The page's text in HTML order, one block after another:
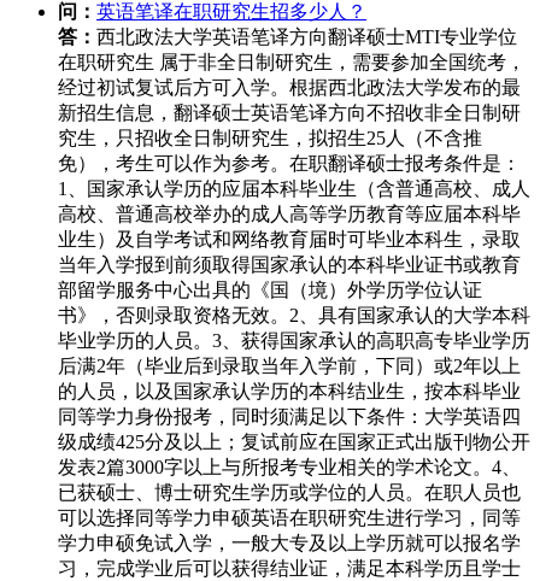
问： 英语笔译在职研究生招多少人？
答： 西北政法大学英语笔译方向翻译硕士MTI专业学位
在职研究生 属于非全日制研究生，需要参加全国统考，
经过初试复试后方可入学。根据西北政法大学发布的最
新招生信息，翻译硕士英语笔译方向不招收非全日制研
究生，只招收全日制研究生，拟招生25人（不含推
免），考生可以作为参考。在职翻译硕士报考条件是：
1、国家承认学历的应届本科毕业生（含普通高校、成人
高校、普通高校举办的成人高等学历教育等应届本科毕
业生）及自学考试和网络教育届时可毕业本科生，录取
当年入学报到前须取得国家承认的本科毕业证书或教育
部留学服务中心出具的《国（境）外学历学位认证
书》，否则录取资格无效。2、具有国家承认的大学本科
毕业学历的人员。3、获得国家承认的高职高专毕业学历
后满2年（毕业后到录取当年入学前，下同）或2年以上
的人员，以及国家承认学历的本科结业生，按本科毕业
同等学力身份报考，同时须满足以下条件：大学英语四
级成绩425分及以上；复试前应在国家正式出版刊物公开
发表2篇3000字以上与所报考专业相关的学术论文。4、
已获硕士、博士研究生学历或学位的人员。在职人员也
可以选择同等学力申硕英语在职研究生进行学习，同等
学力申硕免试入学，一般大专及以上学历就可以报名学
习，完成学业后可以获得结业证，满足本科学历且学士